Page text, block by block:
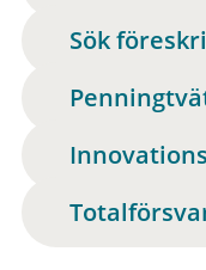
Sök